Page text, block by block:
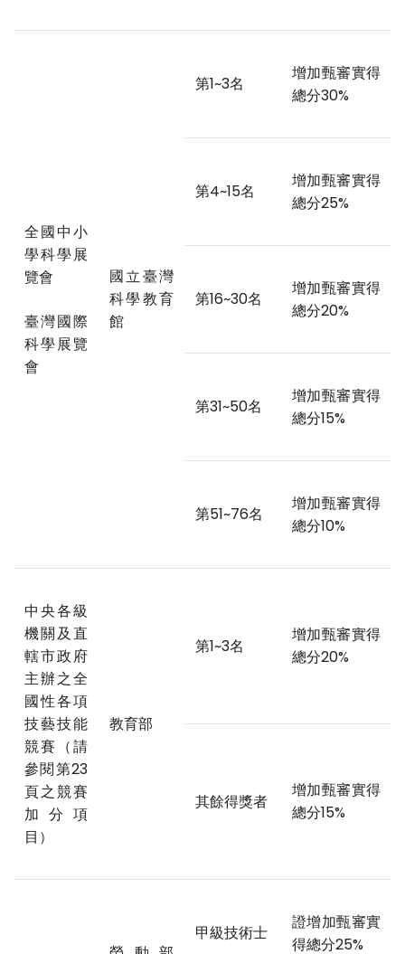
全國中小
學科學展
覽會
臺灣國際
科學展覽
會
國立臺灣
科學教育
館
第1~3名
增加甄審實得
總分30%
第4~15名
增加甄審實得
總分25%
第16~30名
增加甄審實得
總分20%
第31~50名
增加甄審實得
總分15%
第51~76名
增加甄審實得
總分10%
中央各級
機關及直
轄市政府
主辦之全
國性各項
技藝技能
競賽（請
參閱第23
頁之競賽
加分項
目）
教育部
第1~3名
增加甄審實得
總分20%
其餘得獎者
增加甄審實得
總分15%
甲級技術士
證增加甄審實
得總分25%